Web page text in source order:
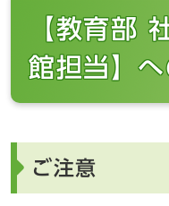
【教育部
館担当】
ご注意